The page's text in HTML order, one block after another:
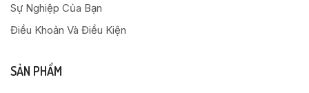
Sự Nghiệp Của Bạn
Điều Khoản Và Điều Kiện
SẢN PHẨM